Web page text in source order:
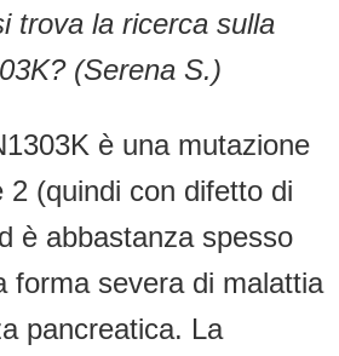
trova la ricerca sulla
(Serena S.)
è una mutazione
2 (quindi con difetto di
è abbastanza spesso
forma severa di malattia
pancreatica. La